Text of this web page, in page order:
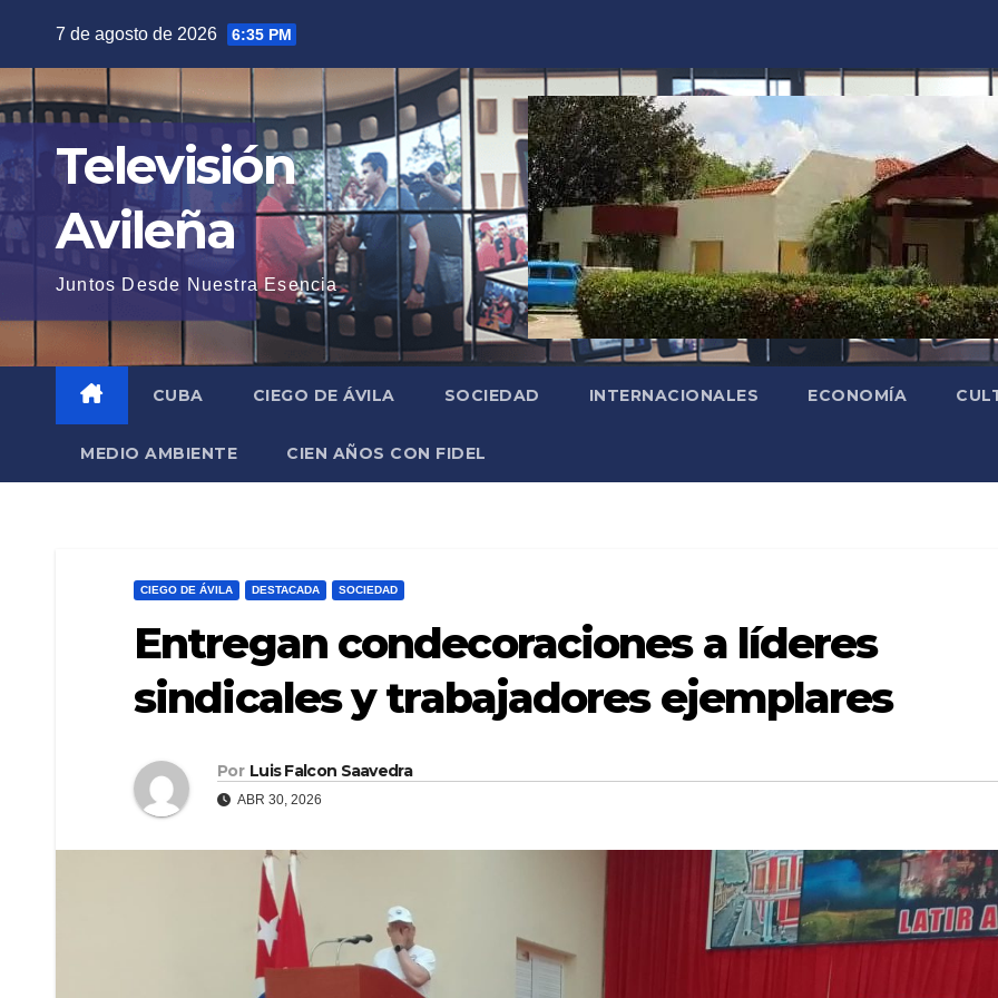
contenido
7 de agosto de 2026 6:35 PM
Televisión
Avileña
Juntos Desde Nuestra Esencia
CUBA CIEGO DE ÁVILA SOCIEDAD INTERNACIONALES ECONOMÍA
MEDIO AMBIENTE CIEN AÑOS CON FIDEL
CIEGO DE ÁVILA DESTACADA SOCIEDAD
Entregan condecoraciones a líderes
sindicales y trabajadores ejemplares
Por Luis Falcon Saavedra
ABR 30, 2026
DESTACADA
Sistema de
CIEGO DE ÁVILA
SOCIEDAD